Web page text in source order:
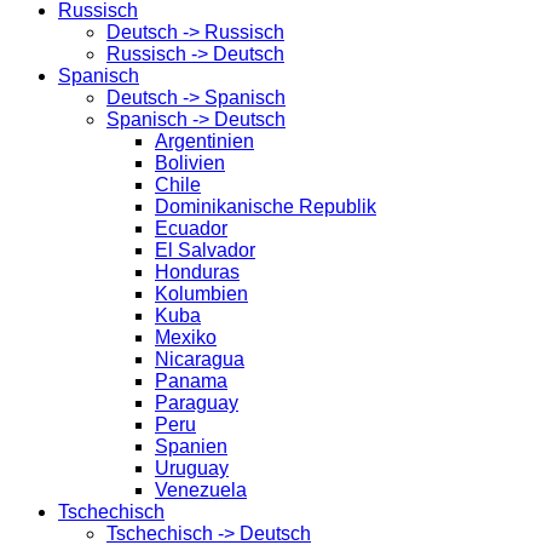
Russisch
Deutsch -> Russisch
Russisch -> Deutsch
Spanisch
Deutsch -> Spanisch
Spanisch -> Deutsch
Argentinien
Bolivien
Chile
Dominikanische Republik
Ecuador
El Salvador
Honduras
Kolumbien
Kuba
Mexiko
Nicaragua
Panama
Paraguay
Peru
Spanien
Uruguay
Venezuela
Tschechisch
Tschechisch -> Deutsch